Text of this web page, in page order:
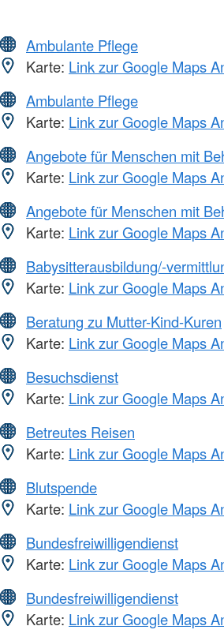
Ambulante Pflege
Karte: Link zur Google Maps
Ambulante Pflege
Karte: Link zur Google Maps
Angebote für Menschen mit
Karte: Link zur Google Maps
Angebote für Menschen mit
Karte: Link zur Google Maps
Babysitterausbildung/-
Karte: Link zur Google Maps
Beratung zu Mutter-Kind-Kuren
Karte: Link zur Google Maps
Besuchsdienst
Karte: Link zur Google Maps
Betreutes Reisen
Karte: Link zur Google Maps
Blutspende
Karte: Link zur Google Maps
Bundesfreiwilligendienst
Karte: Link zur Google Maps
Bundesfreiwilligendienst
Karte: Link zur Google Maps